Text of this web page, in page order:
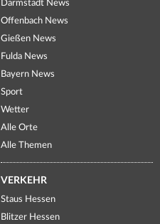
Darmstadt News
Offenbach News
Gießen News
Fulda News
Bayern News
Sport
Wetter
Alle Orte
Alle Themen
VERKEHR
Staus Hessen
Blitzer Hessen